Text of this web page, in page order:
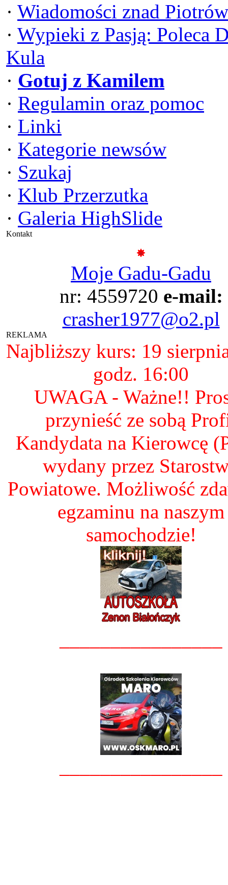
· Wiadomości znad
· Wypieki z Pasją: Poleca
Kula
· Gotuj z Kamilem
· Regulamin oraz pomoc
· Linki
· Kategorie newsów
· Szukaj
· Klub Przerzutka
· Galeria HighSlide
Kontakt
Moje Gadu-Gadu
nr: 4559720 e-mail:
crasher1977@o2.pl
REKLAMA
Najbliższy kurs: 19
godz. 16:00
UWAGA - Ważne!!
przynieść ze sobą
Kandydata na Kierowcę
wydany przez
Powiatowe. Możliwość
egzaminu na naszym
samochodzie!